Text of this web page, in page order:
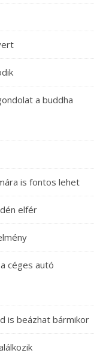
a buddha
is fontos lehet
elfér
céges autó
is beázhat bármikor